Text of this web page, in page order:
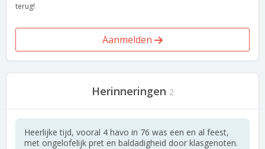
terug!
Aanmelden
Herinneringen 2
Heerlijke tijd, vooral 4 havo in 76 was een en al feest,
met ongelofelijk pret en baldadigheid door klasgenoten.